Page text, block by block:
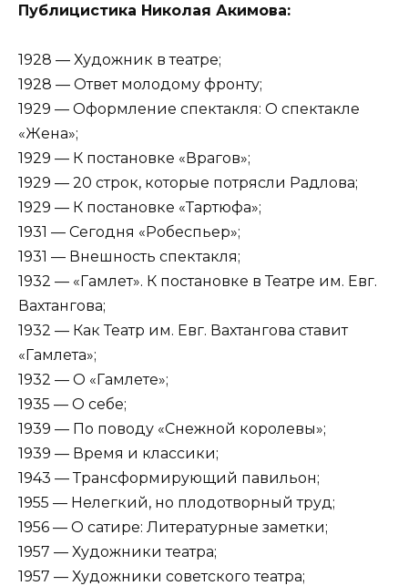
Публицистика Николая Акимова:
1928 — Художник в театре;
1928 — Ответ молодому фронту;
1929 — Оформление спектакля: О спектакле
«Жена»;
1929 — К постановке «Врагов»;
1929 — 20 строк, которые потрясли Радлова;
1929 — К постановке «Тартюфа»;
1931 — Сегодня «Робеспьер»;
1931 — Внешность спектакля;
1932 — «Гамлет». К постановке в Театре им. Евг.
Вахтангова;
1932 — Как Театр им. Евг. Вахтангова ставит
«Гамлета»;
1932 — О «Гамлете»;
1935 — О себе;
1939 — По поводу «Снежной королевы»;
1939 — Время и классики;
1943 — Трансформирующий павильон;
1955 — Нелегкий, но плодотворный труд;
1956 — О сатире: Литературные заметки;
1957 — Художники театра;
1957 — Художники советского театра;